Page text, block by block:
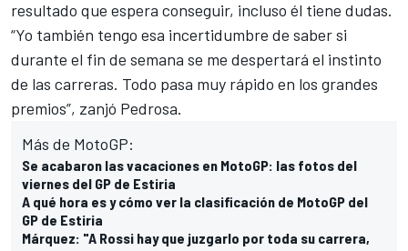
resultado que espera conseguir, incluso él tiene dudas.
“Yo también tengo esa incertidumbre de saber si
durante el fin de semana se me despertará el instinto
de las carreras. Todo pasa muy rápido en los grandes
premios”, zanjó Pedrosa.
Más de MotoGP:
Se acabaron las vacaciones en MotoGP: las fotos del
viernes del GP de Estiria
A qué hora es y cómo ver la clasificación de MotoGP del
GP de Estiria
Márquez: "A Rossi hay que juzgarlo por toda su carrera,